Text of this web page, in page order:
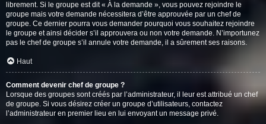
librement. Si le groupe est dit « À la demande », vous pouvez rejoindre le
groupe mais votre demande nécessitera d’être approuvée par un chef de
groupe. Ce dernier pourra vous demander pourquoi vous souhaitez rejoindre
le groupe et ainsi décider s’il approuvera ou non votre demande. N’importunez
pas le chef de groupe s’il annule votre demande, il a sûrement ses raisons.
Haut
Comment devenir chef de groupe ?
Lorsque des groupes sont créés par l’administrateur, il leur est attribué un chef
de groupe. Si vous désirez créer un groupe d’utilisateurs, contactez
l’administrateur en premier lieu en lui envoyant un message privé.